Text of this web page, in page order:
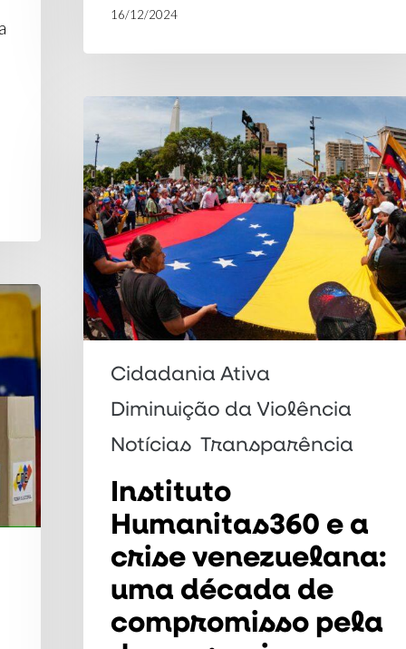
16/12/2024
Instituto
Humanitas360
e
a
crise
venezuelana:
uma
década
de
compromisso
pela
Cidadania Ativa
Diminuição da Violência
Notícias Transparência
Instituto
Humanitas360 e a
crise venezuelana:
uma década de
compromisso pela